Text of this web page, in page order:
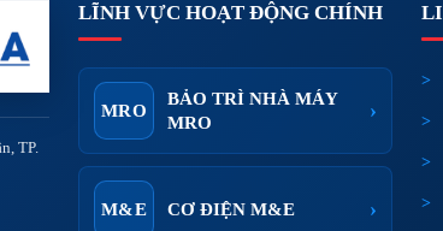
TP.
LĨNH VỰC HOẠT ĐỘNG CHÍNH
MRO
BẢO TRÌ NHÀ MÁY
MRO
›
M&E CƠ ĐIỆN M&E ›